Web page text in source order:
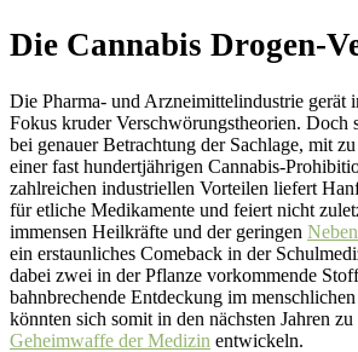
Die Cannabis Drogen-
Die Pharma- und Arzneimittelindustrie gerät
Fokus kruder Verschwörungstheorien. Doch
bei genauer Betrachtung der Sachlage, mit
einer fast hundertjährigen Cannabis-
zahlreichen industriellen Vorteilen liefert
für etliche Medikamente und feiert nicht
immensen Heilkräfte und der geringen
ein erstaunliches Comeback in der
dabei zwei in der Pflanze vorkommende
bahnbrechende Entdeckung im
könnten sich somit in den nächsten Jahren zu
Geheimwaffe der Medizin entwickeln.